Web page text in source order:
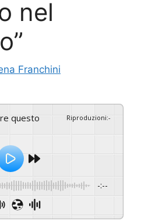
nel
Franchini
Riproduzioni:-
-:--